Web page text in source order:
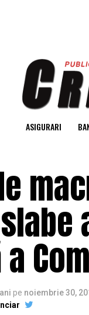
ASIGURARI
pe noiembrie 30,